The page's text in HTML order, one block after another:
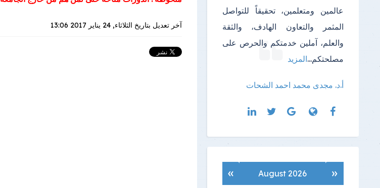
آخر تعديل بتاريخ الثلاثاء, 24 يناير 2017 13:06
عالمين ومتعلمين، تحقيقاً للتواصل
المثمر والتعاون الهادف، والثقة
والعلم، آملين خدمتكم والحرص على
مصلحتكم...المزيد
أ.د. مجدى محمد احمد الشحات
«
August 2026
»